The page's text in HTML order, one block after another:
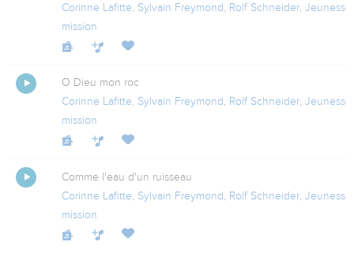
Corinne Lafitte, Sylvain Freymond , Rolf Schneider,
mission
O Dieu mon roc
Corinne Lafitte, Sylvain Freymond , Rolf Schneider,
mission
Comme l'eau d'un ruisseau
Corinne Lafitte Sylvain Freymond Rolf Schneider
mission